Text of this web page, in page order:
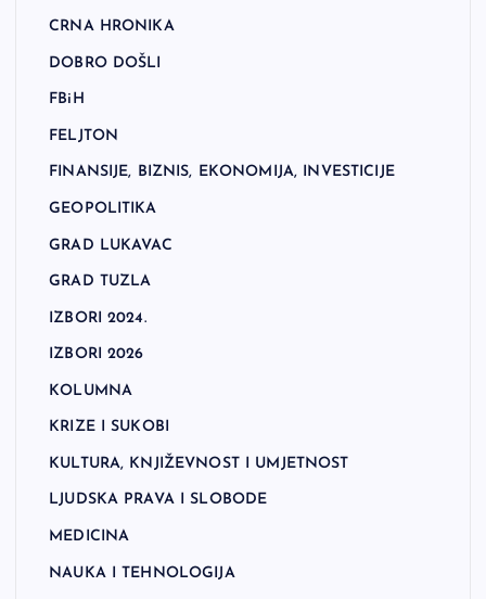
CRNA HRONIKA
DOBRO DOŠLI
FBiH
FELJTON
FINANSIJE, BIZNIS, EKONOMIJA, INVESTICIJE
GEOPOLITIKA
GRAD LUKAVAC
GRAD TUZLA
IZBORI 2024.
IZBORI 2026
KOLUMNA
KRIZE I SUKOBI
KULTURA, KNJIŽEVNOST I UMJETNOST
LJUDSKA PRAVA I SLOBODE
MEDICINA
NAUKA I TEHNOLOGIJA